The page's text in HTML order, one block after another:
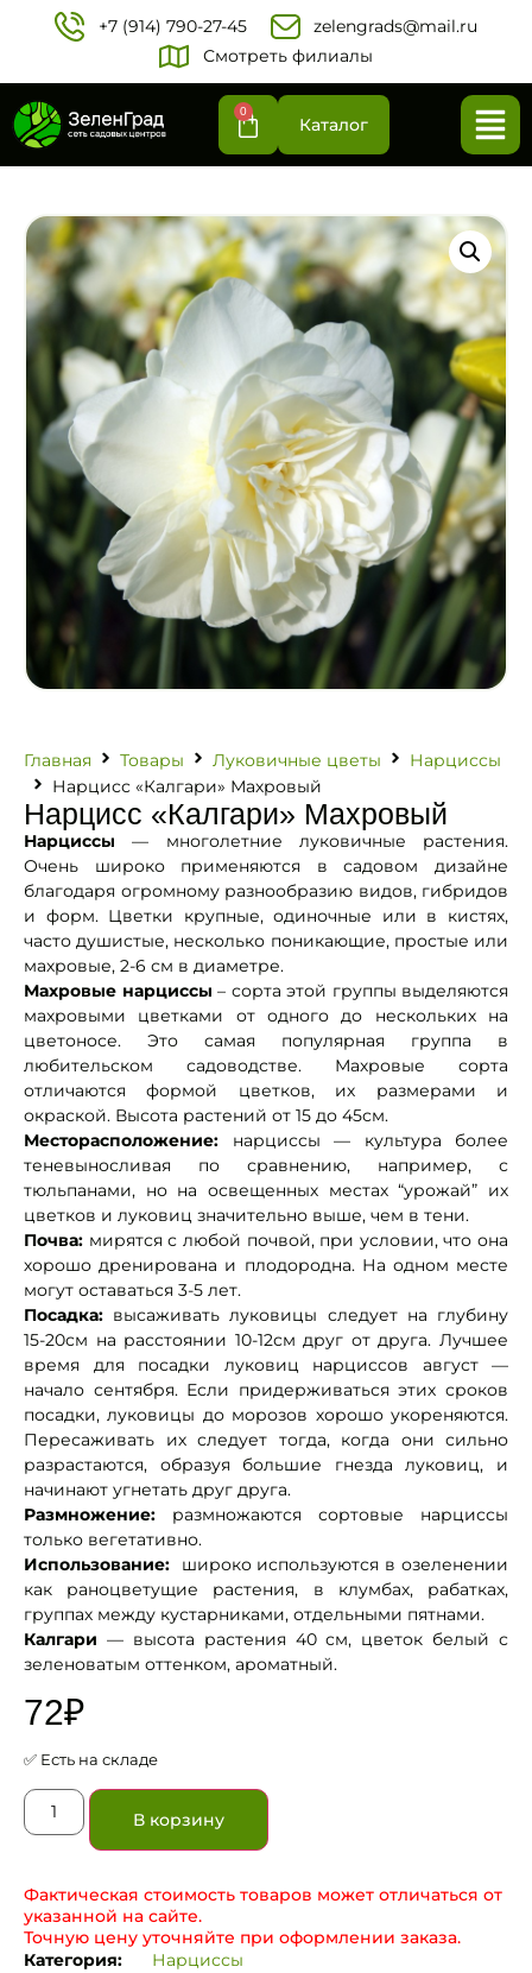
+7 (914) 790-27-45‬
zelengrads@mail.ru
Смотреть филиалы
0
Каталог
Главная Товары Луковичные цветы
Нарциссы
Нарцисс «Калгари» Махровый
Нарцисс «Калгари» Махровый
Нарциссы — многолетние луковичные растения.
Очень широко применяются в садовом дизайне
благодаря огромному разнообразию видов, гибридов
и форм. Цветки крупные, одиночные или в кистях,
часто душистые, несколько поникающие, простые или
махровые, 2-6 см в диаметре.
Махровые нарциссы – сорта этой группы выделяются
махровыми цветками от одного до нескольких на
цветоносе. Это самая популярная группа в
любительском садоводстве. Махровые сорта
отличаются формой цветков, их размерами и
окраской. Высота растений от 15 до 45см.
Месторасположение: нарциссы — культура более
теневыносливая по сравнению, например, с
тюльпанами, но на освещенных местах “урожай” их
цветков и луковиц значительно выше, чем в тени.
Почва: мирятся с любой почвой, при условии, что она
хорошо дренирована и плодородна. На одном месте
могут оставаться 3-5 лет.
Посадка: высаживать луковицы следует на глубину
15-20см на расстоянии 10-12см друг от друга. Лучшее
время для посадки луковиц нарциссов август —
начало сентября. Если придерживаться этих сроков
посадки, луковицы до морозов хорошо укореняются.
Пересаживать их следует тогда, когда они сильно
разрастаются, образуя большие гнезда луковиц, и
начинают угнетать друг друга.
Размножение: размножаются сортовые нарциссы
только вегетативно.
Использование: широко используются в озеленении
как раноцветущие растения, в клумбах, рабатках,
группах между кустарниками, отдельными пятнами.
Калгари — высота растения 40 см, цветок белый с
зеленоватым оттенком, ароматный.
72₽
✅ Есть на складе
В корзину
Фактическая стоимость товаров может отличаться от
указанной на сайте.
Точную цену уточняйте при оформлении заказа.
Категория:
Нарциссы